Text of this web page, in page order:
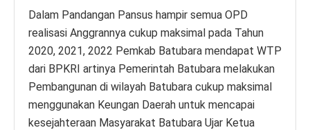
Dalam Pandangan Pansus hampir semua OPD
realisasi Anggrannya cukup maksimal pada Tahun
2020, 2021, 2022 Pemkab Batubara mendapat WTP
dari BPKRI artinya Pemerintah Batubara melakukan
Pembangunan di wilayah Batubara cukup maksimal
menggunakan Keungan Daerah untuk mencapai
kesejahteraan Masyarakat Batubara Ujar Ketua